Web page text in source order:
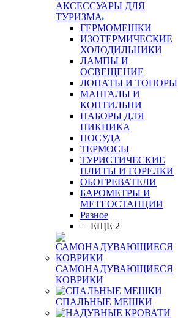
АКСЕССУАРЫ ДЛЯ
ТУРИЗМА
ГЕРМОМЕШКИ
ИЗОТЕРМИЧЕСКИЕ
ХОЛОДИЛЬНИКИ
ЛАМПЫ И
ОСВЕЩЕНИЕ
ЛОПАТЫ И ТОПОРЫ
МАНГАЛЫ И
КОПТИЛЬНИ
НАБОРЫ ДЛЯ
ПИКНИКА
ПОСУДА
ТЕРМОСЫ
ТУРИСТИЧЕСКИЕ
ПЛИТЫ И ГОРЕЛКИ
ОБОГРЕВАТЕЛИ
БАРОМЕТРЫ И
МЕТЕОСТАНЦИИ
Разное
+ ЕЩЕ 2
САМОНАДУВАЮЩИЕСЯ
КОВРИКИ
СПАЛЬНЫЕ МЕШКИ